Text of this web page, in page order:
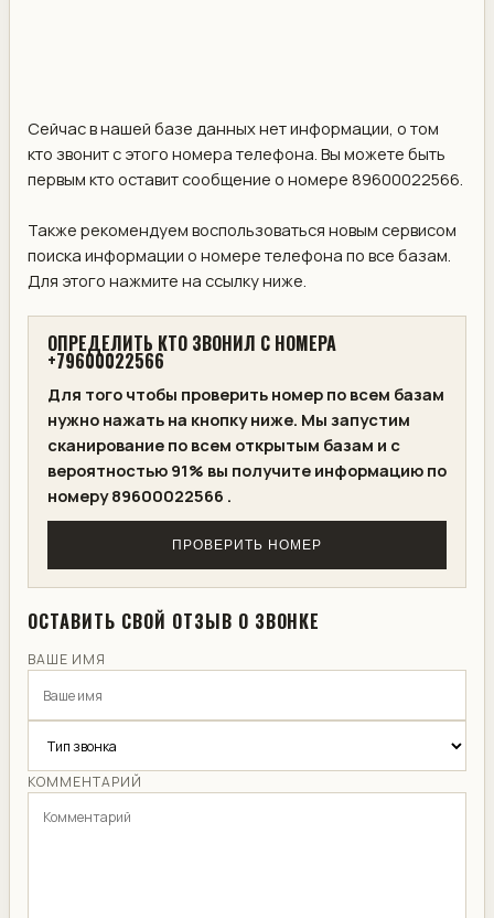
Сейчас в нашей базе данных нет информации, о том
кто звонит с этого номера телефона. Вы можете быть
первым кто оставит сообщение о номере 89600022566.
Также рекомендуем воспользоваться новым сервисом
поиска информации о номере телефона по все базам.
Для этого нажмите на ссылку ниже.
ОПРЕДЕЛИТЬ КТО ЗВОНИЛ С НОМЕРА
+79600022566
Для того чтобы проверить номер по всем базам
нужно нажать на кнопку ниже. Мы запустим
сканирование по всем открытым базам и с
вероятностью 91% вы получите информацию по
номеру 89600022566 .
ПРОВЕРИТЬ НОМЕР
ОСТАВИТЬ СВОЙ ОТЗЫВ О ЗВОНКЕ
ВАШЕ ИМЯ
КОММЕНТАРИЙ